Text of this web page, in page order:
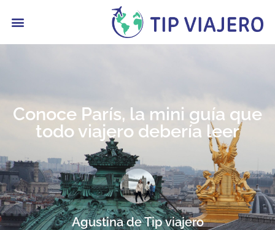
Conoce París, la mini guía que
todo viajero debería leer
Agustina de Tip viajero